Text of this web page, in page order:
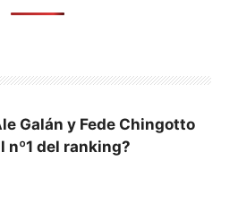
Galán y Fede Chingotto
nº1 del ranking?